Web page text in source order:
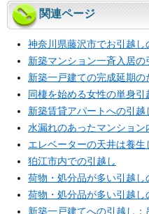
関連ページ
神奈川県藤沢市でお引越し
新築マンション一斉入居の
新築一戸建ての完成延期
同棲を始める女性の単身引
新築賃貸アパートへの引
水漏れのあったマンション
エレベーターの天井は養生
狛江市内での引越し
荷物・処分品が多い引越し
荷物・処分品が多い引越し
新築一戸建てへの引越し